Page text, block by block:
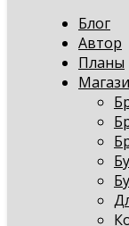
Блог
Автор
Планы